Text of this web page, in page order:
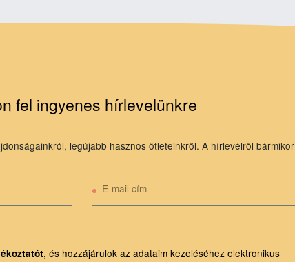
fel ingyenes hírlevelünkre
legújabb hasznos ötleteinkről. A hírlevélről bármikor
E-mail cím
, és hozzájárulok az adataim kezeléséhez elektronikus